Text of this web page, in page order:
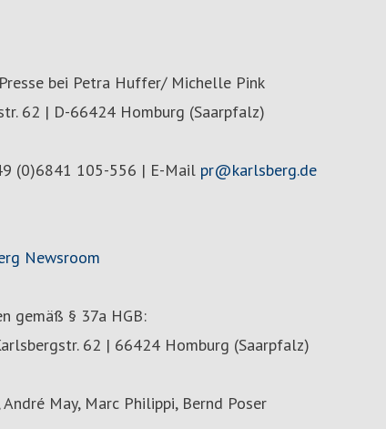
bei Petra Huffer/ Michelle Pink
62 | D-66424 Homburg (Saarpfalz)
(0)6841 105-556 | E-Mail pr@karlsberg.de
Newsroom
gemäß § 37a HGB:
62 | 66424 Homburg (Saarpfalz)
May, Marc Philippi, Bernd Poser